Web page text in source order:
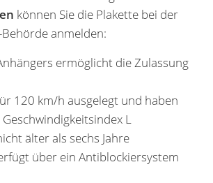
können Sie die Plakette bei der
anmelden:
ermöglicht die Zulassung
120 km/h ausgelegt und haben
L
älter als sechs Jahre
über ein Antiblockiersystem